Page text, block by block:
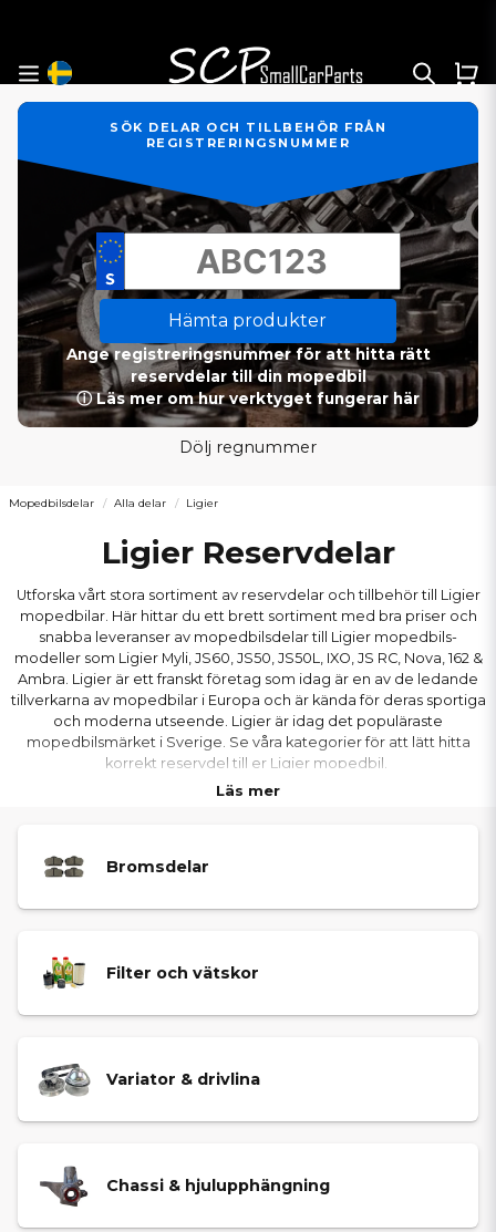
SÖK DELAR OCH TILLBEHÖR FRÅN
REGISTRERINGSNUMMER
Hämta produkter
Ange registreringsnummer för att hitta rätt
reservdelar till din mopedbil
ⓘ Läs mer om hur verktyget fungerar här
Dölj regnummer
Mopedbilsdelar Alla delar Ligier
Ligier Reservdelar
Utforska vårt stora sortiment av reservdelar och tillbehör till Ligier
mopedbilar. Här hittar du ett brett sortiment med bra priser och
snabba leveranser av mopedbilsdelar till Ligier mopedbils-
modeller som Ligier Myli, JS60, JS50, JS50L, IXO, JS RC, Nova, 162 &
Ambra. Ligier är ett franskt företag som idag är en av de ledande
tillverkarna av mopedbilar i Europa och är kända för deras sportiga
och moderna utseende. Ligier är idag det populäraste
mopedbilsmärket i Sverige. Se våra kategorier för att lätt hitta
korrekt reservdel till er Ligier mopedbil.
Läs mer
Bromsdelar
Filter och vätskor
Variator & drivlina
Chassi & hjulupphängning